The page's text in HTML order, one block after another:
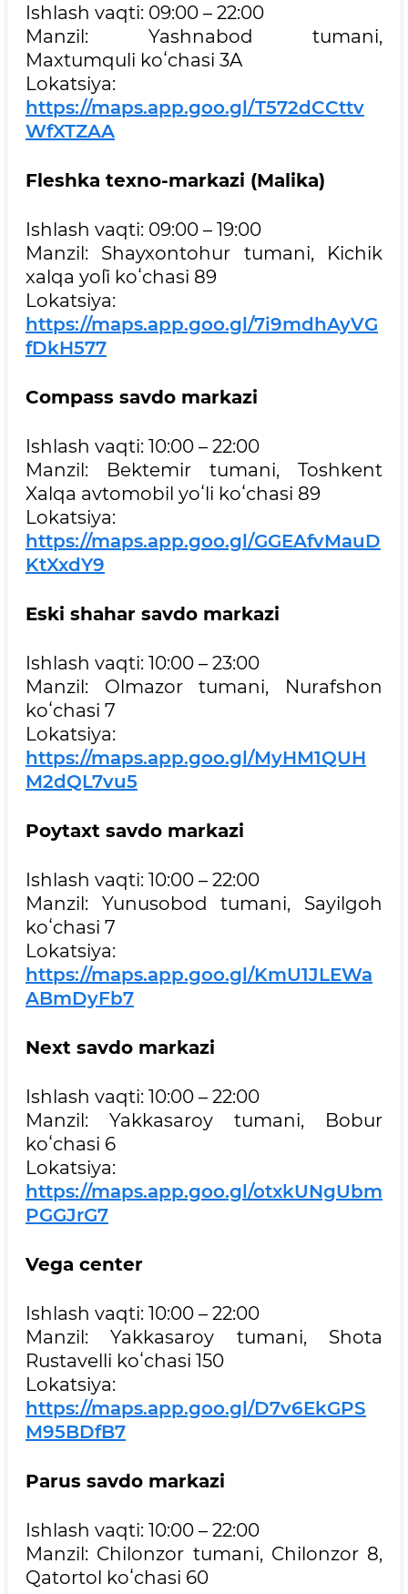
Ishlash vaqti: 09:00 – 22:00
Manzil: Yashnabod tumani,
Maxtumquli koʻchasi 3A
Lokatsiya:
https://maps.app.goo.gl/T572dCCttv
WfXTZAA
Fleshka texno-markazi (Malika)
Ishlash vaqti: 09:00 – 19:00
Manzil: Shayxontohur tumani, Kichik
xalqa yo`li koʻchasi 89
Lokatsiya:
https://maps.app.goo.gl/7i9mdhAyVG
fDkH577
Compass savdo markazi
Ishlash vaqti: 10:00 – 22:00
Manzil: Bektemir tumani, Toshkent
Xalqa avtomobil yoʻli koʻchasi 89
Lokatsiya:
https://maps.app.goo.gl/GGEAfvMauD
KtXxdY9
Eski shahar savdo markazi
Ishlash vaqti: 10:00 – 23:00
Manzil: Olmazor tumani, Nurafshon
koʻchasi 7
Lokatsiya:
https://maps.app.goo.gl/MyHM1QUH
M2dQL7vu5
Poytaxt savdo markazi
Ishlash vaqti: 10:00 – 22:00
Manzil: Yunusobod tumani, Sayilgoh
koʻchasi 7
Lokatsiya:
https://maps.app.goo.gl/KmU1JLEWa
ABmDyFb7
Next savdo markazi
Ishlash vaqti: 10:00 – 22:00
Manzil: Yakkasaroy tumani, Bobur
koʻchasi 6
Lokatsiya:
https://maps.app.goo.gl/otxkUNgUbm
PGGJrG7
Vega center
Ishlash vaqti: 10:00 – 22:00
Manzil: Yakkasaroy tumani, Shota
Rustavelli koʻchasi 150
Lokatsiya:
https://maps.app.goo.gl/D7v6EkGPS
M95BDfB7
Parus savdo markazi
Ishlash vaqti: 10:00 – 22:00
Manzil: Chilonzor tumani, Chilonzor 8,
Qatortol koʻchasi 60